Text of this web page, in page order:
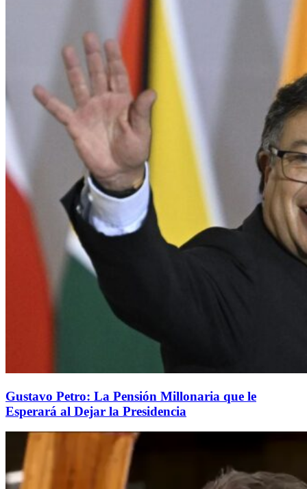
Gustavo Petro: La Pensión Millonaria que le
Esperará al Dejar la Presidencia